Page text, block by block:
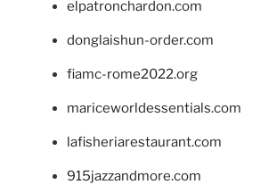
elpatronchardon.com
donglaishun-order.com
fiamc-rome2022.org
mariceworldessentials.com
lafisheriarestaurant.com
915jazzandmore.com